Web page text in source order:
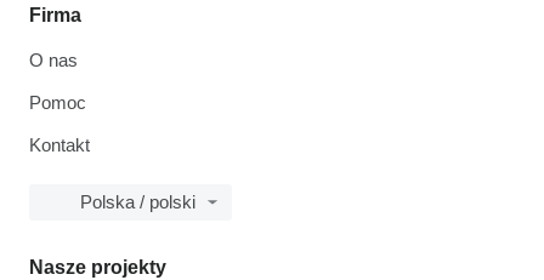
Firma
O nas
Pomoc
Kontakt
Polska / polski
Nasze projekty